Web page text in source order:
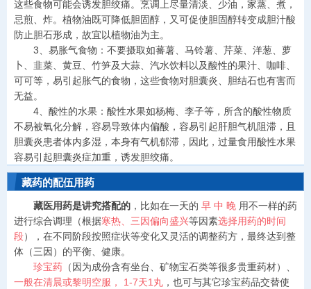
这些食物可能会诱发胆绞痛。烹调上尽量清淡、少油，家蒸、煮，
忌煎、炸。植物油既可降低胆固醇，又可促使胆固醇转变成胆汁酸
防止胆石形成，故宜以植物油为主。
3、易胀气食物：不要摄取如蕃薯、马铃薯、芹菜、洋葱、萝
卜、韭菜、黄豆、竹笋及大蒜、汽水饮料以及酸性的果汁、咖啡、
可可等，易引起胀气的食物，这些食物对胆囊炎、胆结石也有害而
无益。
4、酸性的水果：酸性水果如杨梅、李子等，所含的酸性物质
不易被氧化分解，容易导致体内偏酸，容易引起肝胆气机阻滞，且
胆囊炎患者体内多湿，本身有气机郁滞，因此，过量食用酸性水果
容易引起胆囊炎症加重，诱发胆绞痛。
藏药的配伍用药
藏医用药是讲究搭配的 ，比如在一天的 早 中 晚 用不一样的药
进行综合调理（根据寒热、三因偏向盛兴等因素选择用药的时间
段），在不同阶段按照症状等变化又灵活的调整药方，最终达到整
体（三因）的平衡、健康。
珍宝药 （因为成份含有坐台、矿物宝石类等很多贵重药材）、
一般在清晨或黎明空服， 1-7天1丸 ，也可与其它珍宝药品交替使